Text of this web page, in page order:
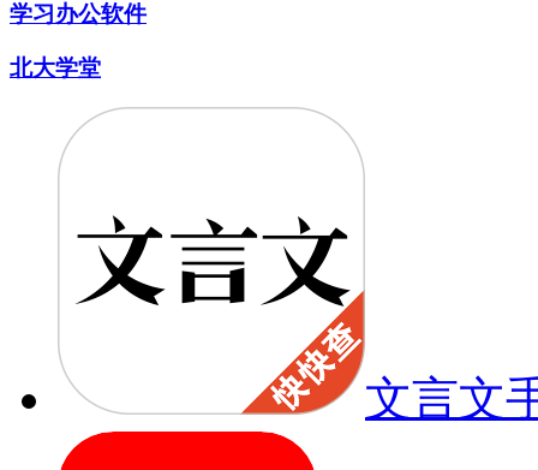
学习办公软件
北大学堂
文言文